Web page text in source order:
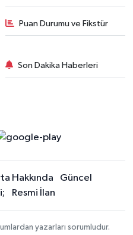
Puan Durumu ve Fikstür
Son Dakika Haberleri
Hakkında
Güncel
Resmi İlan
yazarları sorumludur.